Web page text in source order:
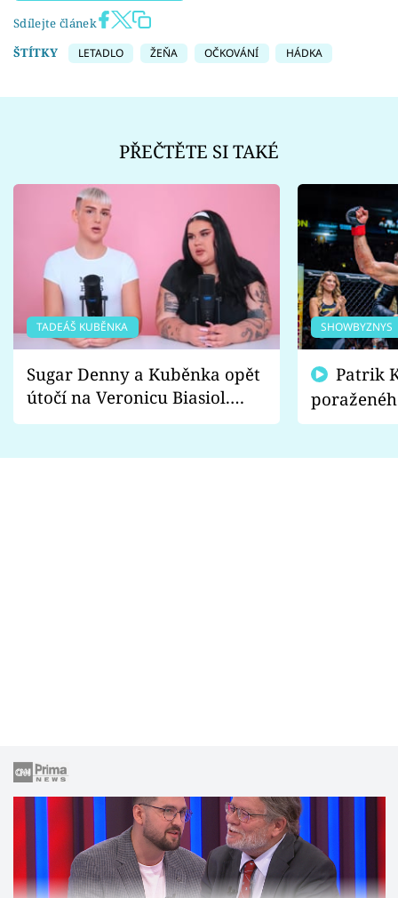
Sdílejte článek
ŠTÍTKY
LETADLO ŽEŇA OČKOVÁNÍ HÁDKA
PŘEČTĚTE SI TAKÉ
TADEÁŠ KUBĚNKA
Sugar Denny a Kuběnka opět
útočí na Veronicu Biasiol.
Proč je podle nich falešná a
SHOWBYZNYS
fanoušci